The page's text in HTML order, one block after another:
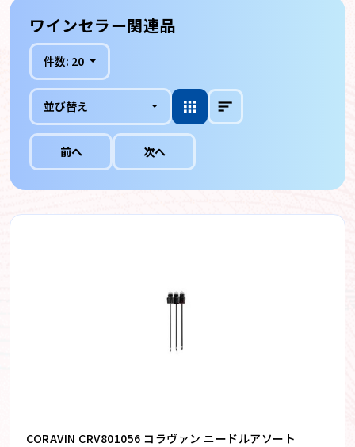
ワインセラー関連品
件数: 20
並び替え
前へ 次へ
CORAVIN CRV801056 コラヴァン ニードルアソート